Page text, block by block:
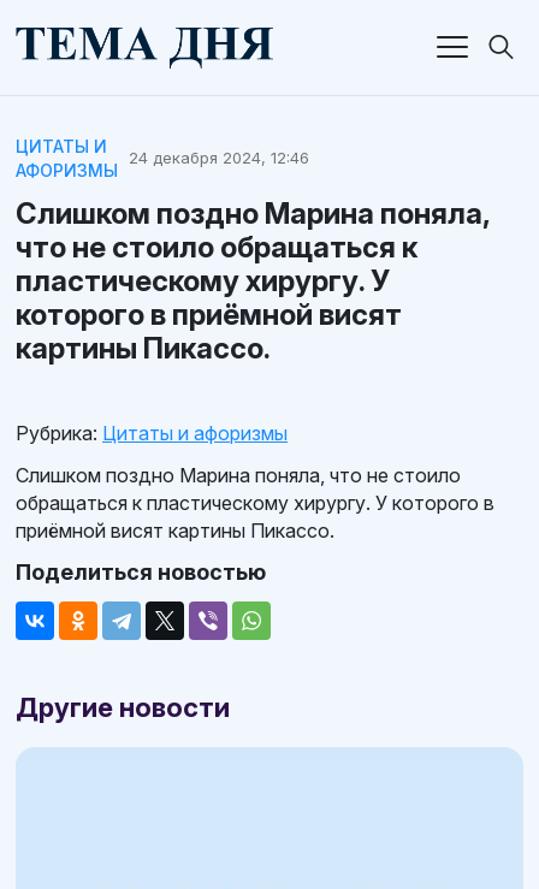
ЦИТАТЫ И
АФОРИЗМЫ
24 декабря 2024, 12:46
Слишком поздно Марина поняла,
что не стоило обращаться к
пластическому хирургу. У
которого в приёмной висят
картины Пикассо.
Рубрика: Цитаты и афоризмы
Слишком поздно Марина поняла, что не стоило
обращаться к пластическому хирургу. У которого в
приёмной висят картины Пикассо.
Поделиться новостью
Другие новости